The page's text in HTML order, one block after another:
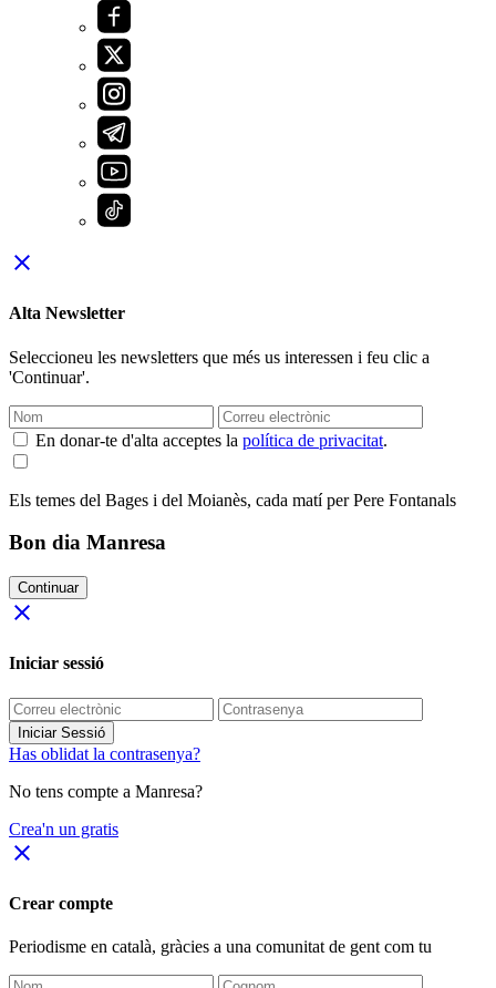
close
Alta Newsletter
Seleccioneu les newsletters que més us interessen i feu clic a
'Continuar'.
En donar-te d'alta acceptes la política de privacitat.
Els temes del Bages i del Moianès, cada matí per Pere Fontanals
Bon dia Manresa
Continuar
close
Iniciar sessió
Iniciar Sessió
Has oblidat la contrasenya?
No tens compte a Manresa?
Crea'n un gratis
close
Crear compte
Periodisme en català, gràcies a una comunitat de gent com tu